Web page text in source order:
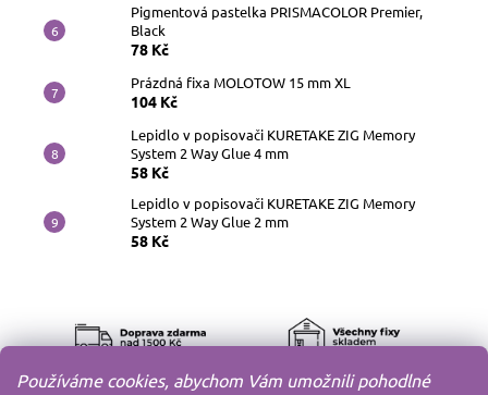
Používáme cookies, abychom Vám umožnili pohodlné
Pigmentová pastelka PRISMACOLOR Premier,
Black
78 Kč
Prázdná fixa MOLOTOW 15 mm XL
104 Kč
Lepidlo v popisovači KURETAKE ZIG Memory
System 2 Way Glue 4 mm
58 Kč
Lepidlo v popisovači KURETAKE ZIG Memory
System 2 Way Glue 2 mm
58 Kč